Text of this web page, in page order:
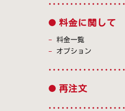
料金に関して
料金一覧
オプション
再注文